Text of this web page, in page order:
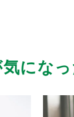
ます！
にな